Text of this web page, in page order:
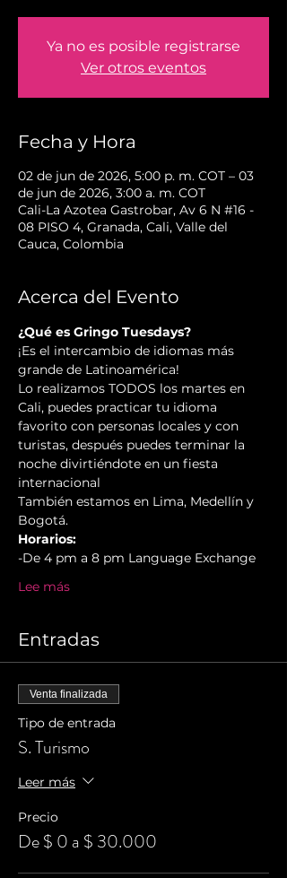
Ya no es posible registrarse
Ver otros eventos
Fecha y Hora
02 de jun de 2026, 5:00 p. m. COT – 03
de jun de 2026, 3:00 a. m. COT
Cali-La Azotea Gastrobar, Av 6 N #16 -
08 PISO 4, Granada, Cali, Valle del
Cauca, Colombia
Acerca del Evento
¿Qué es Gringo Tuesdays?
¡Es el intercambio de idiomas más
grande de Latinoamérica!
Lo realizamos TODOS los martes en
Cali, puedes practicar tu idioma
favorito con personas locales y con
turistas, después puedes terminar la
noche divirtiéndote en un fiesta
internacional
También estamos en Lima, Medellín y
Bogotá.
Horarios:
-De 4 pm a 8 pm Language Exchange
Lee más
Entradas
Venta finalizada
Tipo de entrada
S. Turismo
Leer más
Precio
De $ 0 a $ 30.000